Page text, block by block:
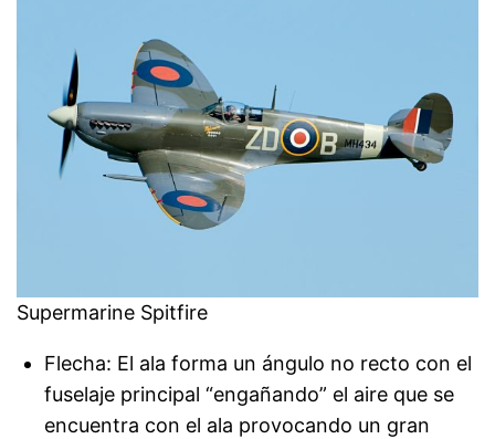
Supermarine Spitfire
Flecha: El ala forma un ángulo no recto con el
fuselaje principal “engañando” el aire que se
encuentra con el ala provocando un gran